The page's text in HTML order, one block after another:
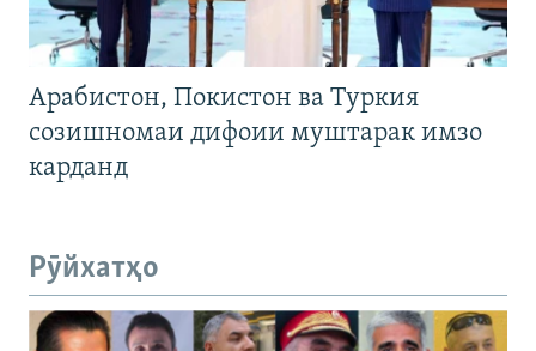
Арабистон, Покистон ва Туркия
созишномаи дифоии муштарак имзо
карданд
Рӯйхатҳо